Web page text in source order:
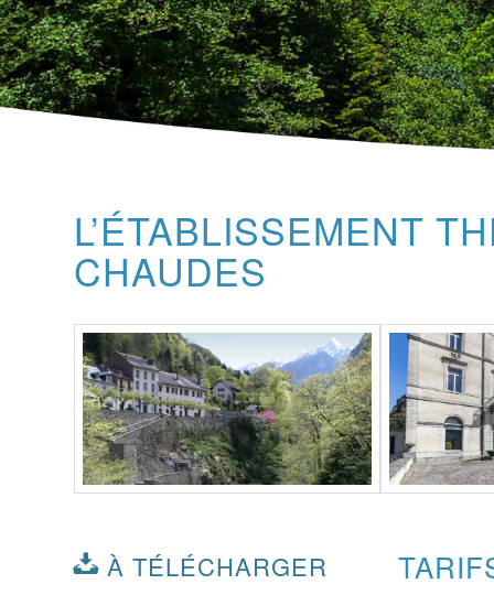
L’ÉTABLISSEMENT
CHAUDES
À TÉLÉCHARGER